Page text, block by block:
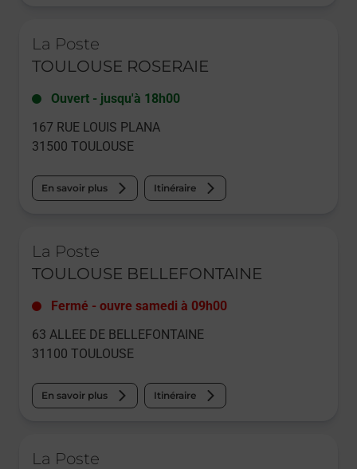
La Poste
TOULOUSE ROSERAIE
Ouvert - jusqu'à 18h00
167 RUE LOUIS PLANA
31500 TOULOUSE
En savoir plus Itinéraire
La Poste
TOULOUSE BELLEFONTAINE
Fermé - ouvre samedi à 09h00
63 ALLEE DE BELLEFONTAINE
31100 TOULOUSE
En savoir plus Itinéraire
La Poste